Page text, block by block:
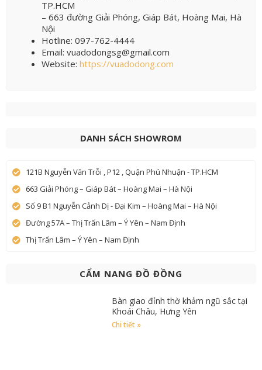
TP.HCM
– 663 đường Giải Phóng, Giáp Bát, Hoàng Mai, Hà
Nội
Hotline: 097-762-4444
Email: vuadodongsg@gmail.com
Website: https://vuadodong.com
DANH SÁCH SHOWROM
121B Nguyễn Văn Trỗi , P12 , Quận Phú Nhuận - TP.HCM
663 Giải Phóng – Giáp Bát – Hoàng Mai – Hà Nội
Số 9 B1 Nguyễn Cảnh Dị - Đại Kim – Hoàng Mai – Hà Nội
Đường 57A – Thị Trấn Lâm – Ý Yên – Nam Định
Thị Trấn Lâm – Ý Yên – Nam Định
CẨM NANG ĐỒ ĐỒNG
Bàn giao đỉnh thờ khảm ngũ sắc tại
Khoái Châu, Hưng Yên
Chi tiết »